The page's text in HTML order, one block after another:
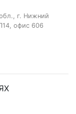
г. Нижний
офис 606